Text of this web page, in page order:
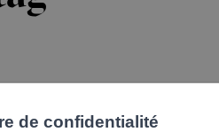
de confidentialité